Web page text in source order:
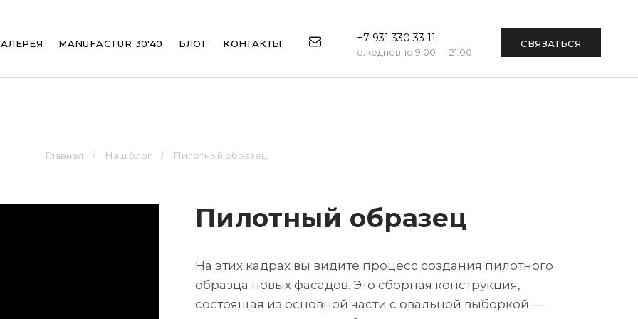
MANUFACTUR 30'40 БЛОГ КОНТАКТЫ +7 931 330 33 11
ежедневно 9:00 — 21:00
СВЯЗАТЬСЯ
Главная Наш блог Пилотный образец
Пилотный образец
На этих кадрах вы видите процесс создания пилотного
образца новых фасадов. Это сборная конструкция,
состоящая из основной части с овальной выборкой —